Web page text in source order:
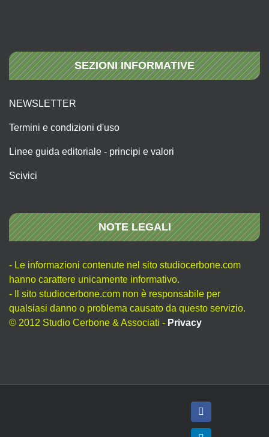
SEZIONI INFORMATIVE
NEWSLETTER
Termini e condizioni d'uso
Linee guida editoriale - principi e valori
Scivici
NOTE LEGALI
- Le informazioni contenute nel sito studiocerbone.com
hanno carattere unicamente informativo.
- Il sito studiocerbone.com non è responsabile per
qualsiasi danno o problema causato da questo servizio.
© 2012 Studio Cerbone & Associati - Privacy
Facebook